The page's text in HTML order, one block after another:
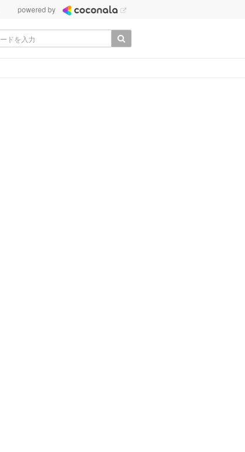
powered by